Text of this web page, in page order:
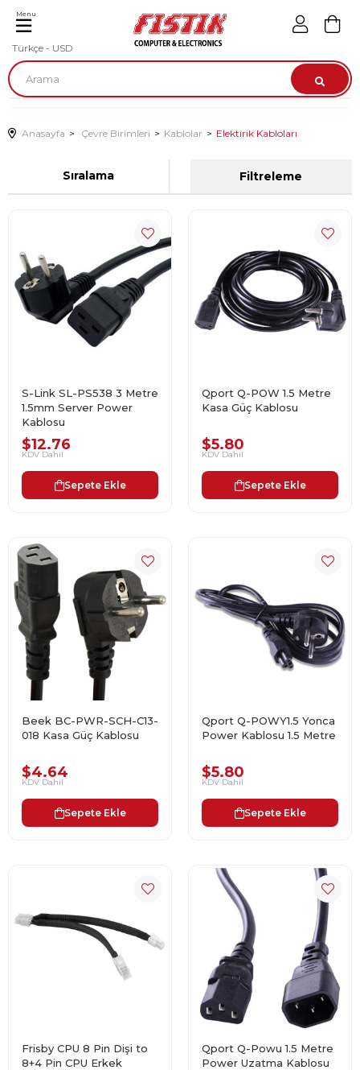
Türkçe - USD
Menu
Anasayfa Çevre Birimleri Kablolar Elektirik Kabloları
Filtreleme
Sıralama
S-Link SL-PS538 3 Metre
1.5mm Server Power
Kablosu
$12.76
KDV Dahil
Sepete Ekle
Qport Q-POW 1.5 Metre
Kasa Güç Kablosu
$5.80
KDV Dahil
Sepete Ekle
Beek BC-PWR-SCH-C13-
018 Kasa Güç Kablosu
$4.64
KDV Dahil
Sepete Ekle
Qport Q-POWY1.5 Yonca
Power Kablosu 1.5 Metre
$5.80
KDV Dahil
Sepete Ekle
Frisby CPU 8 Pin Dişi to
8+4 Pin CPU Erkek
Qport Q-Powu 1.5 Metre
Power Uzatma Kablosu